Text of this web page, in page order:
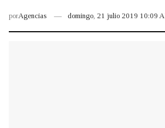
porAgencias domingo, 21 julio 2019 10:09